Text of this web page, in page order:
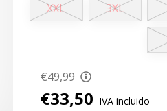
XXL 3XL
€49,99
€33,50 IVA incluido